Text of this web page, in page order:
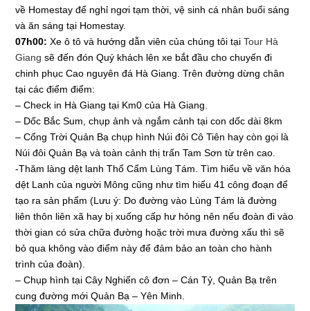
về Homestay để nghỉ ngơi tạm thời, vệ sinh cá nhân buổi sáng
và ăn sáng tại Homestay.
07h00: Xe ô tô và hướng dẫn viên của chúng tôi tạiTour Hà
Giang sẽ đến đón Quý khách lên xe bắt đầu cho chuyến đi
chinh phục Cao nguyên đá Hà Giang. Trên đường dừng chân
tại các điểm điểm:
– Check in Hà Giang tại Km0 của Hà Giang.
– Dốc Bắc Sum, chụp ảnh và ngắm cảnh tại con dốc dài 8km
– Cổng Trời Quản Bạ chụp hình Núi đôi Cô Tiên hay còn gọi là
Núi đôi Quản Bạ và toàn cảnh thị trấn Tam Sơn từ trên cao.
-Thăm làng dệt lanh Thổ Cẩm Lùng Tám. Tìm hiểu về văn hóa
dệt Lanh của người Mông cũng như tìm hiểu 41 công đoạn để
tạo ra sản phẩm (Lưu ý: Do đường vào Lùng Tám là đường
liên thôn liên xã hay bị xuống cấp hư hỏng nên nếu đoàn đi vào
thời gian có sửa chữa đường hoặc trời mưa đường xấu thì sẽ
bỏ qua không vào điểm này để đảm bảo an toàn cho hành
trình của đoàn).
– Chụp hình tại Cây Nghiến cô đơn – Cán Tỷ, Quản Bạ trên
cung đường mới Quản Bạ – Yên Minh.